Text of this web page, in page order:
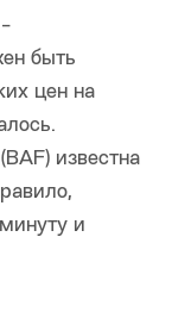
быть
цен на
известна
и